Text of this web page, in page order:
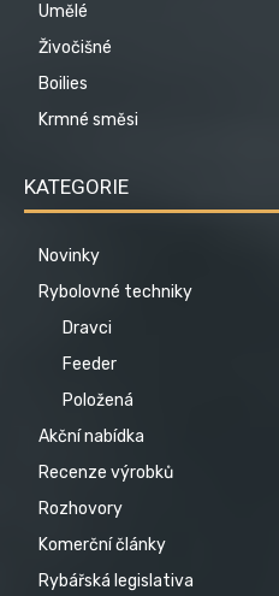
Umělé
Živočišné
Boilies
Krmné směsi
KATEGORIE
Novinky
Rybolovné techniky
Dravci
Feeder
Položená
Akční nabídka
Recenze výrobků
Rozhovory
Komerční články
Rybářská legislativa